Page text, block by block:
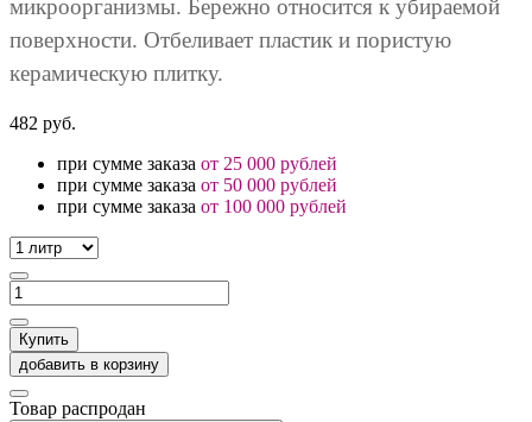
микроорганизмы. Бережно относится к убираемой
поверхности. Отбеливает пластик и пористую
керамическую плитку.
482 руб.
при сумме заказа от 25 000 рублей
при сумме заказа от 50 000 рублей
при сумме заказа от 100 000 рублей
Купить
добавить в корзину
Товар распродан